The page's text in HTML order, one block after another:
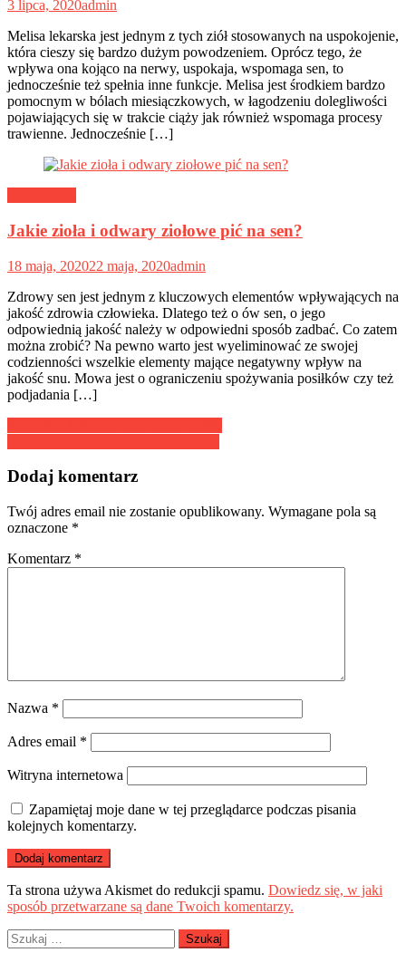
3 lipca, 2020admin
Melisa lekarska jest jednym z tych ziół stosowanych na uspokojenie,
która cieszy się bardzo dużym powodzeniem. Oprócz tego, że
wpływa ona kojąco na nerwy, uspokaja, wspomaga sen, to
jednocześnie też spełnia inne funkcje. Melisa jest środkiem bardzo
pomocnym w bólach miesiączkowych, w łagodzeniu dolegliwości
pojawiających się w trakcie ciąży jak również wspomaga procesy
trawienne. Jednocześnie […]
Jakie zioła i odwary ziołowe pić na sen?
18 maja, 202022 maja, 2020admin
Zdrowy sen jest jednym z kluczowych elementów wpływających na
jakość zdrowia człowieka. Dlatego też o ów sen, o jego
odpowiednią jakość należy w odpowiedni sposób zadbać. Co zatem
można zrobić? Na pewno warto jest wyeliminować ze swojej
codzienności wszelkie elementy mające negatywny wpływ na
jakość snu. Mowa jest o ograniczeniu spożywania posiłków czy też
podjadania […]
Nawigacja
wpisu
Dodaj komentarz
Twój adres email nie zostanie opublikowany. Wymagane pola są
oznaczone *
Komentarz *
Nazwa *
Adres email *
Witryna internetowa
Zapamiętaj moje dane w tej przeglądarce podczas pisania
kolejnych komentarzy.
Ta strona używa Akismet do redukcji spamu. Dowiedz się, w jaki
sposób przetwarzane są dane Twoich komentarzy.
Szukaj: